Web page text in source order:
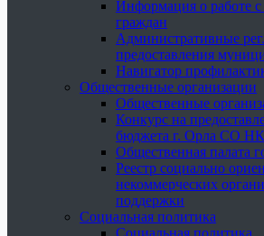
Информация о работе
граждан
Административные
предоставления
Навигатор
Общественные организации
Общественные
Конкурс на
бюджета г. Орла СО
Общественная палата
Реестр социально
некоммерческих
поддержки
Социальная политика
Социальная политика